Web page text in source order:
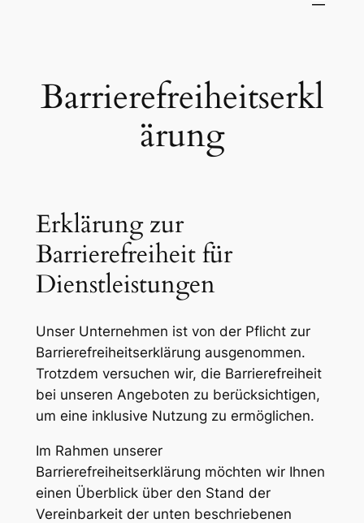
Barrierefreiheitserkl
ärung
Erklärung zur
Barrierefreiheit für
Dienstleistungen
Unser Unternehmen ist von der Pflicht zur
Barrierefreiheitserklärung ausgenommen.
Trotzdem versuchen wir, die Barrierefreiheit
bei unseren Angeboten zu berücksichtigen,
um eine inklusive Nutzung zu ermöglichen.
Im Rahmen unserer
Barrierefreiheitserklärung möchten wir Ihnen
einen Überblick über den Stand der
Vereinbarkeit der unten beschriebenen